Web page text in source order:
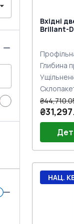
Вхідні
Brillant-
Глибина
Поріг
Jocker
Замок
НАЦ.